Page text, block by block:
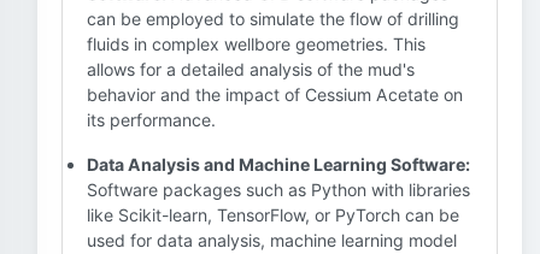
can be employed to simulate the flow of drilling
fluids in complex wellbore geometries. This
allows for a detailed analysis of the mud's
behavior and the impact of Cessium Acetate on
its performance.
Data Analysis and Machine Learning Software:
Software packages such as Python with libraries
like Scikit-learn, TensorFlow, or PyTorch can be
used for data analysis, machine learning model